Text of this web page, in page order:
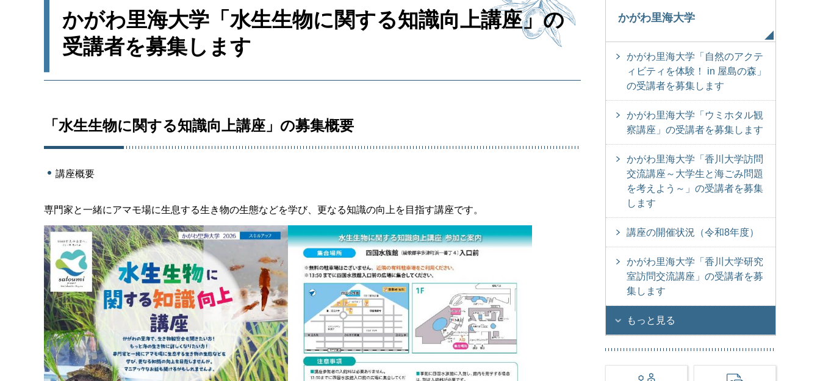
かがわ里海大学「水生生物に関する知識向上講座」の
受講者を募集します
「水生生物に関する知識向上講座」の募集概要
講座概要
専門家と一緒にアマモ場に生息する生き物の生態などを学び、更なる知識の向上を目指す講座です。
かがわ里海大学
かがわ里海大学「自然のアクテ
ィビティを体験！ in 屋島の森」
の受講者を募集します
かがわ里海大学「ウミホタル観
察講座」の受講者を募集します
かがわ里海大学「香川大学訪問
交流講座～大学生と海ごみ問題
を考えよう～」の受講者を募集
します
講座の開催状況（令和8年度）
かがわ里海大学「香川大学研究
室訪問交流講座」の受講者を募
集します
もっと見る